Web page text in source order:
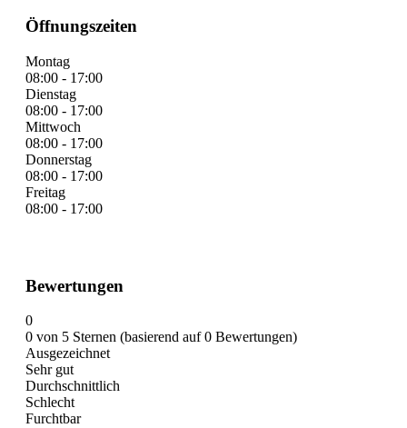
Öffnungszeiten
Montag
08:00 - 17:00
Dienstag
08:00 - 17:00
Mittwoch
08:00 - 17:00
Donnerstag
08:00 - 17:00
Freitag
08:00 - 17:00
Bewertungen
0
0 von 5 Sternen (basierend auf 0 Bewertungen)
Ausgezeichnet
Sehr gut
Durchschnittlich
Schlecht
Furchtbar